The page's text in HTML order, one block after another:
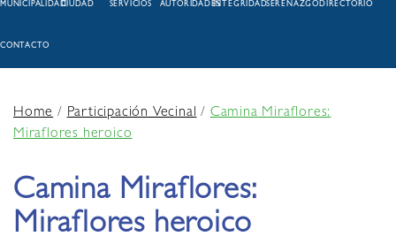
MUNICIPALIDADCIUDAD SERVICIOS AUTORIDADESINTEGRIDADSERENAZGODIRECTORIO
CONTACTO
Home/Participación Vecinal/Camina Miraflores:
Miraflores heroico
Camina Miraflores:
Miraflores heroico